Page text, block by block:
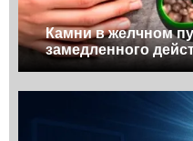
Камни в желчном
замедленного